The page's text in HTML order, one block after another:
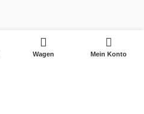
Wagen Mein Konto